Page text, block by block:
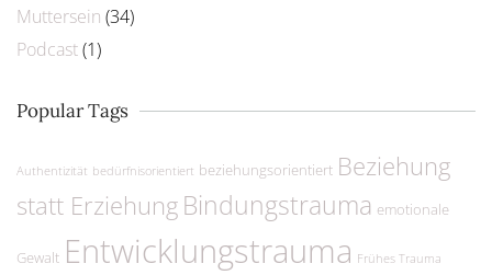
Muttersein (34)
Podcast(1)
Popular Tags
Authentizität bedürfnisorientiert beziehungsorientiert Beziehung
statt Erziehung Bindungstrauma emotionale
Gewalt Entwicklungstrauma Frühes Trauma